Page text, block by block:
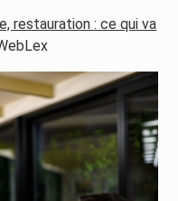
restauration : ce qui va